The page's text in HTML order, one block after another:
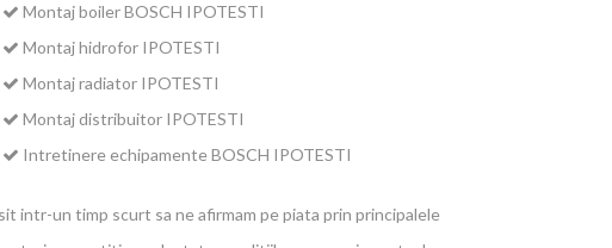
Montaj boiler BOSCH IPOTESTI
Montaj hidrofor IPOTESTI
Montaj radiator IPOTESTI
Montaj distribuitor IPOTESTI
Intretinere echipamente BOSCH IPOTESTI
intr-un timp scurt sa ne afirmam pe piata prin principalele